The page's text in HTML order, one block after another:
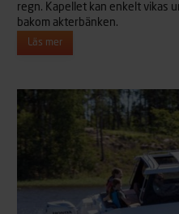
regn. Kapellet kan enkelt vikas
bakom akterbänken.
Läs mer